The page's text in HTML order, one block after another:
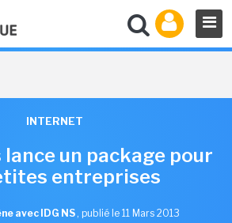
INTERNET
un package pour
entreprises
avec IDG NS , publié le 11 Mars 2013